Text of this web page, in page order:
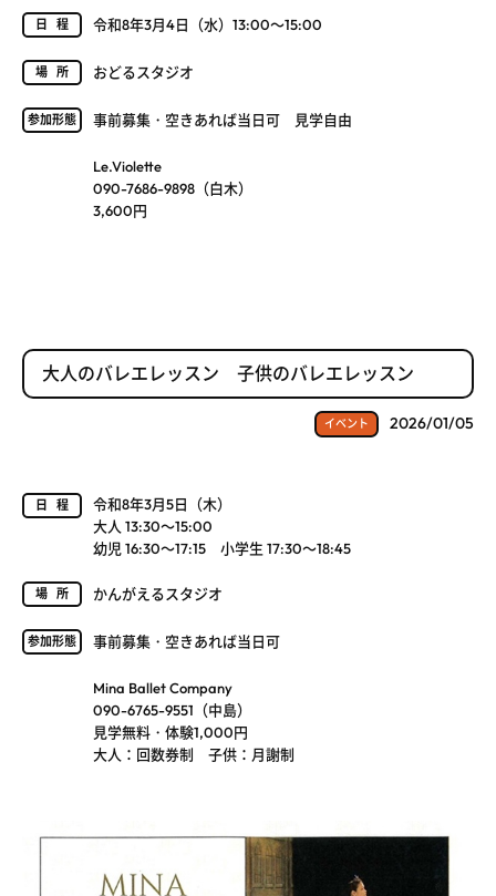
日程 令和8年3月4日（水）13:00～15:00
場所 おどるスタジオ
参加形態 事前募集・空きあれば当日可 見学自由
Le.Violette
090-7686-9898（白木）
3,600円
大人のバレエレッスン 子供のバレエレッスン
イベント 2026/01/05
日程
令和8年3月5日（木）
大人 13:30～15:00
幼児 16:30～17:15 小学生 17:30～18:45
場所 かんがえるスタジオ
参加形態 事前募集・空きあれば当日可
Mina Ballet Company
090-6765-9551（中島）
見学無料・体験1,000円
大人：回数券制 子供：月謝制